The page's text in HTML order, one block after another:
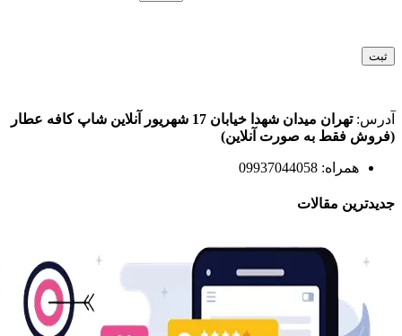
آدرس:تهران میدان شهدا خیابان 17 شهریور آنلاین شاپ کافه عطار
(فروش فقط به صورت آنلاین)
همراه: 09937044058
جدیدترین مقالات